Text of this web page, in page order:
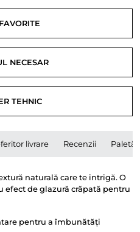
NECESAR
TEHNIC
livrare Recenzii Paletă
naturală care te intrigă. O
efect de glazură crăpată pentru
pentru a îmbunătăți